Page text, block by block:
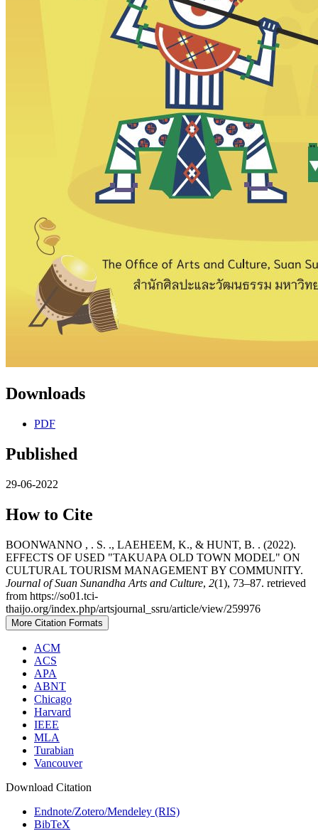
Downloads
PDF
Published
29-06-2022
How to Cite
BOONWANNO , . S. ., LAEHEEM, K., & HUNT, B. . (2022).
EFFECTS OF USED "TAKUAPA OLD TOWN MODEL" ON
CULTURAL TOURISM MANAGEMENT BY COMMUNITY.
Journal of Suan Sunandha Arts and Culture, 2(1), 73–87. retrieved
from https://so01.tci-
thaijo.org/index.php/artsjournal_ssru/article/view/259976
More Citation Formats
ACM
ACS
APA
ABNT
Chicago
Harvard
IEEE
MLA
Turabian
Vancouver
Download Citation
Endnote/Zotero/Mendeley (RIS)
BibTeX